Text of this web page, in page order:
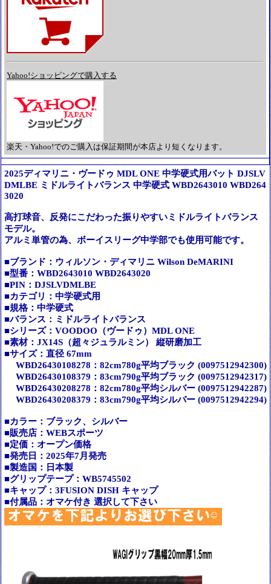
Yahoo!ショッピングで購入する
楽天・Yahoo!でのご購入は保証期間が本店より短くなります。
2025ディマリニ・ヴードゥ MDL ONE 中学硬式用バット DJSLV
DMLBE ミドルライトバランス 中学硬式 WBD2643010 WBD264
3020
高打球音、反発にこだわった振りやすいミドルライトバランス
モデル。
アルミ単管の為、ボーイスリーグ中学部でも使用可能です。
■ブランド：ウィルソン・ディマリニ Wilson DeMARINI
■型番：WBD2643010 WBD2643020
■PIN：DJSLVDMLBE
■カテゴリ：中学硬式用
■規格：中学硬式
■バランス：ミドルライトバランス
■シリーズ：VOODOO（ヴードゥ）MDL ONE
■素材：JX14S（超々ジュラルミン） 縦研磨加工
■サイズ：直径 67mm
WBD26430108278：82cm780g平均ブラック (0097512942300)
WBD26430108379：83cm790g平均ブラック (0097512942317)
WBD26430208278：82cm780g平均シルバー (0097512942287)
WBD26430208379：83cm790g平均シルバー (0097512942294)
■カラー：ブラック、シルバー
■販売店：WEBスポーツ
■定価：オープン価格
■発売日：2025年7月発売
■製造国：日本製
■グリップテープ：WB5745502
■キャップ：3FUSION DISH キャップ
■付属品：オマケ付き 選択して下さい